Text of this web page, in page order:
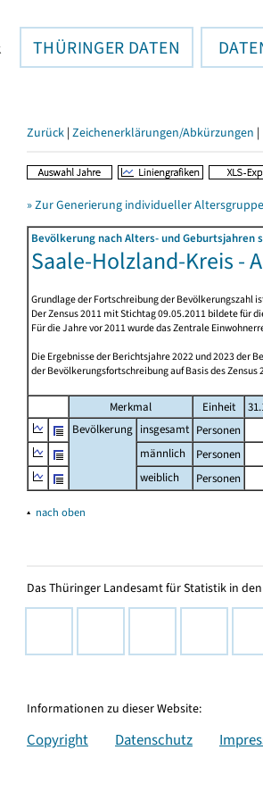
THÜRINGER DATEN
Zurück | Zeichenerklärungen/Abkürzungen |
» Zur Generierung individueller
Bevölkerung nach Alters- und Geburtsjahren
Saale-Holzland-Kreis -
Grundlage der Fortschreibung der Bevölkerungszahl
Der Zensus 2011 mit Stichtag 09.05.2011 bildete für
Für die Jahre vor 2011 wurde das Zentrale
Die Ergebnisse der Berichtsjahre 2022 und 2023 der
der Bevölkerungsfortschreibung auf Basis des Zensus
Merkmal Einheit
Bevölkerung insgesamt Personen
männlich
Personen
weiblich
Personen
▴ nach oben
Das Thüringer Landesamt für Statistik in
Informationen zu dieser Website:
Copyright Datenschutz